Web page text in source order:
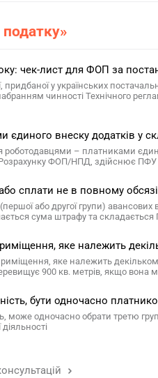
чек-лист для ФОП за
у українських
чинності Технічного
внеску додатків у
– платниками
Розрахунку ФОП/НПД, здійснює ПФУ
сплати не в повному
або другої групи) авансових
сума штрафу та
яке належить
яке належить декільком
900 кв. метрів, якщо вона
бути одночасно
може одночасно обрати третю